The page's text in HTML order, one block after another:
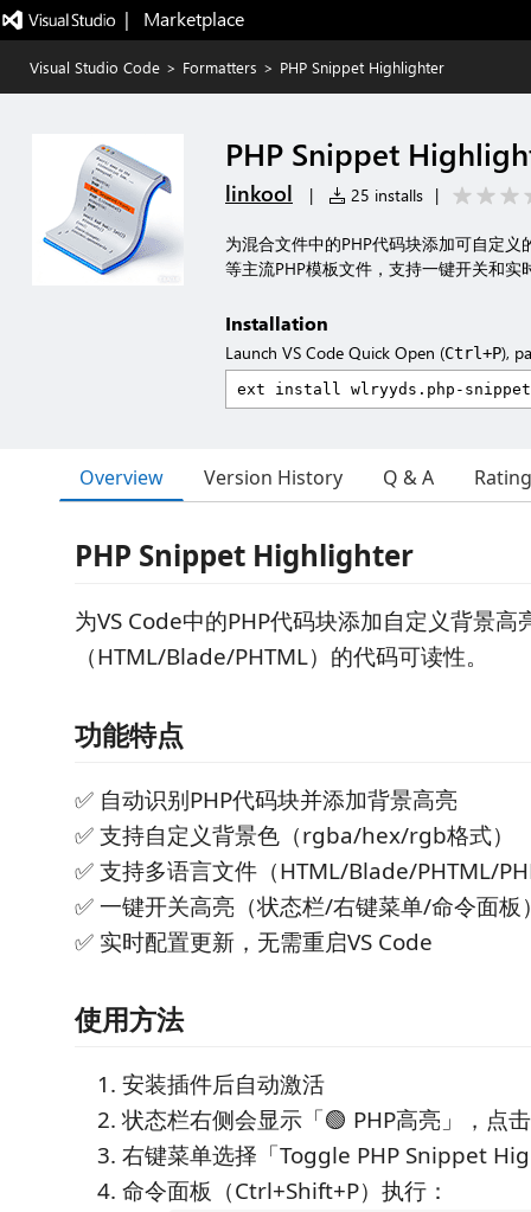
|   Marketplace
Visual Studio Code > Formatters > PHP Snippet Highlighter
PHP Snippet
linkool | 25 installs |
为混合文件中的PHP代码块添加可自定
等主流PHP模板文件，支持一键开关和实
Installation
Launch VS Code Quick Open (Ctrl+P),
Overview Version History Q & A
PHP Snippet Highlighter
为VS Code中的PHP代码块添加自定义背景高
（HTML/Blade/PHTML）的代码可读性。
功能特点
✅ 自动识别PHP代码块并添加背景高亮
✅ 支持自定义背景色（rgba/hex/rgb格式）
✅ 支持多语言文件（HTML/Blade/PHTML/
✅ 一键开关高亮（状态栏/右键菜单/命令面板
✅ 实时配置更新，无需重启VS Code
使用方法
安装插件后自动激活
状态栏右侧会显示「🟢 PHP高亮」，点
右键菜单选择「Toggle PHP Snippet
命令面板（Ctrl+Shift+P）执行：